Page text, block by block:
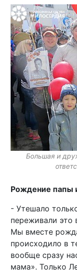
Большая и
Рождение папы
- Утешало
переживали это
Мы вместе
происходило в
вообще сразу
мама». Только